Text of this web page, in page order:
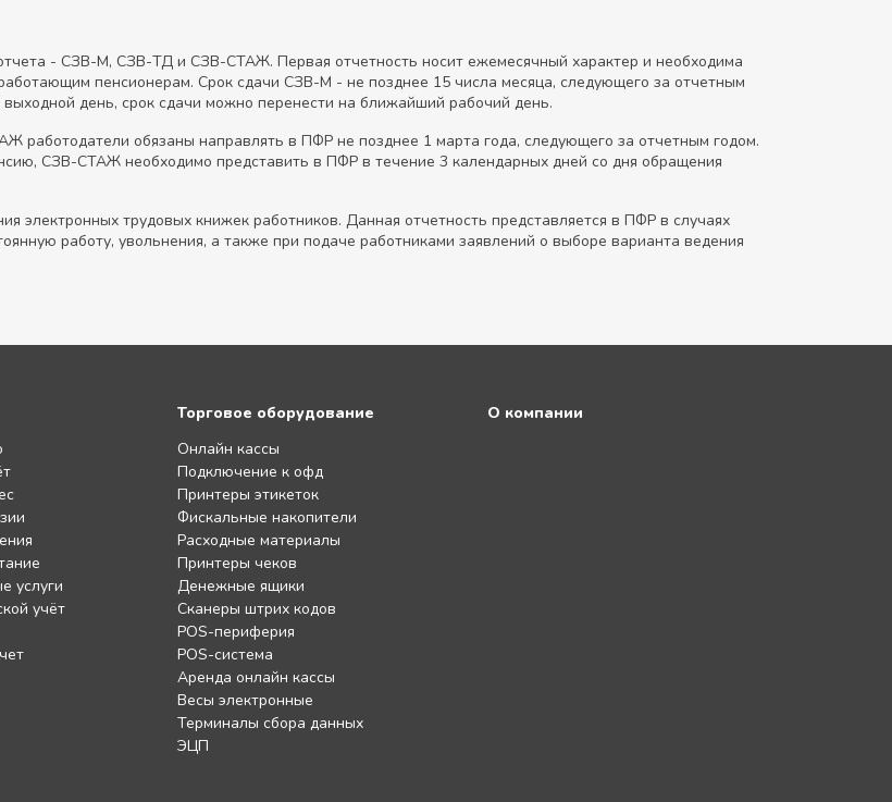
- СЗВ-М, СЗВ-ТД и СЗВ-СТАЖ. Первая отчетность носит ежемесячный характер и необходима
пенсионерам. Срок сдачи СЗВ-М - не позднее 15 числа месяца, следующего за отчетным
день, срок сдачи можно перенести на ближайший рабочий день.
работодатели обязаны направлять в ПФР не позднее 1 марта года, следующего за отчетным годом.
СЗВ-СТАЖ необходимо представить в ПФР в течение 3 календарных дней со дня обращения
электронных трудовых книжек работников. Данная отчетность представляется в ПФР в случаях
работу, увольнения, а также при подаче работниками заявлений о выборе варианта ведения
услуги
учёт
Торговое оборудование
Онлайн кассы
Подключение к офд
Принтеры этикеток
Фискальные накопители
Расходные материалы
Принтеры чеков
Денежные ящики
Сканеры штрих кодов
POS-периферия
POS-система
Аренда онлайн кассы
Весы электронные
Терминалы сбора данных
ЭЦП
О компании